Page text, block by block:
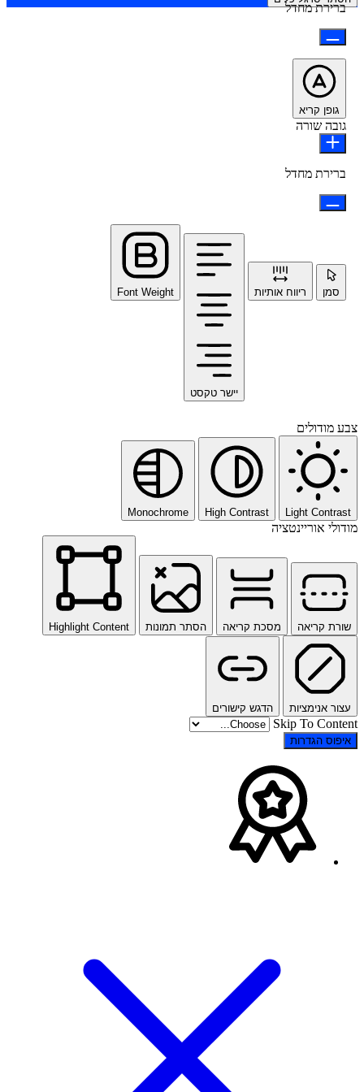
ברירת מחדל
גופן קריא
גובה שורה
ברירת מחדל
סמן ריווח אותיות
יישר טקסט
Font Weight
צבע מודולים
Light Contrast
High Contrast
Monochrome
מודולי אוריינטציה
שורת קריאה מסכת קריאה הסתר תמונות Highlight Content
עצור אנימציות הדגש קישורים
Skip To Content
איפוס הגדרות